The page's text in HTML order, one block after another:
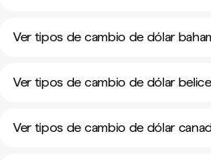
Ver tipos de cambio de dólar
Ver tipos de cambio de dólar
Ver tipos de cambio de dólar